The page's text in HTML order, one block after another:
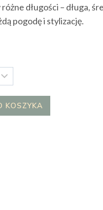
długości – długa,
pogodę i stylizację.
KOSZYKA